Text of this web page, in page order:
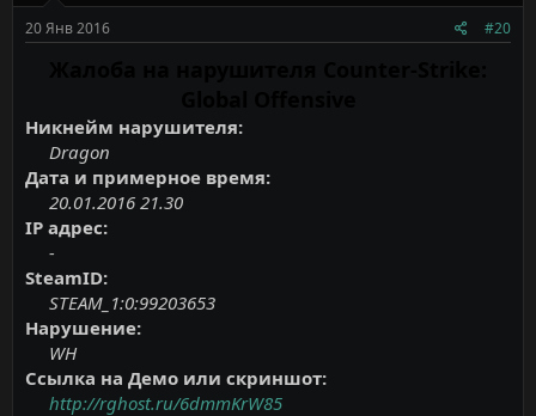
20 Янв 2016 #20
Никнейм нарушителя:
Dragon
Дата и примерное время:
20.01.2016 21.30
IP адрес:
-
SteamID:
STEAM_1:0:99203653
Нарушение:
WH
Ссылка на Демо или скриншот:
http://rghost.ru/6dmmKrW85